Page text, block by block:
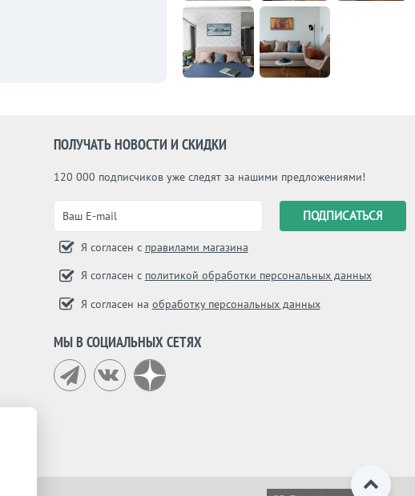
ПОЛУЧАТЬ НОВОСТИ И СКИДКИ
120 000 подписчиков уже следят за нашими предложениями!
Я согласен с правилами магазина
Я согласен с политикой обработки персональных данных
Я согласен на обработку персональных данных
МЫ В СОЦИАЛЬНЫХ СЕТЯХ